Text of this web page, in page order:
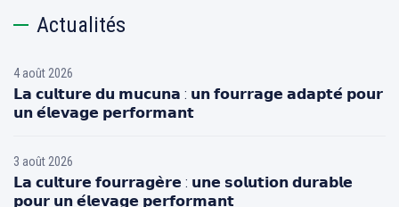
Actualités
4 août 2026
𝗟𝗮 𝗰𝘂𝗹𝘁𝘂𝗿𝗲 𝗱𝘂 𝗺𝘂𝗰𝘂𝗻𝗮 : 𝘂𝗻 𝗳𝗼𝘂𝗿𝗿𝗮𝗴𝗲 𝗮𝗱𝗮𝗽𝘁𝗲́ 𝗽𝗼𝘂𝗿
𝘂𝗻 𝗲́𝗹𝗲𝘃𝗮𝗴𝗲 𝗽𝗲𝗿𝗳𝗼𝗿𝗺𝗮𝗻𝘁
3 août 2026
𝗟𝗮 𝗰𝘂𝗹𝘁𝘂𝗿𝗲 𝗳𝗼𝘂𝗿𝗿𝗮𝗴𝗲̀𝗿𝗲 : 𝘂𝗻𝗲 𝘀𝗼𝗹𝘂𝘁𝗶𝗼𝗻 𝗱𝘂𝗿𝗮𝗯𝗹𝗲
𝗽𝗼𝘂𝗿 𝘂𝗻 𝗲́𝗹𝗲𝘃𝗮𝗴𝗲 𝗽𝗲𝗿𝗳𝗼𝗿𝗺𝗮𝗻𝘁